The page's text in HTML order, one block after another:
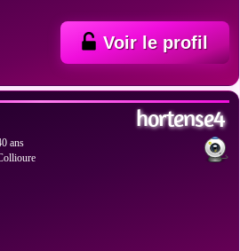
Voir le profil
hortense4
ans